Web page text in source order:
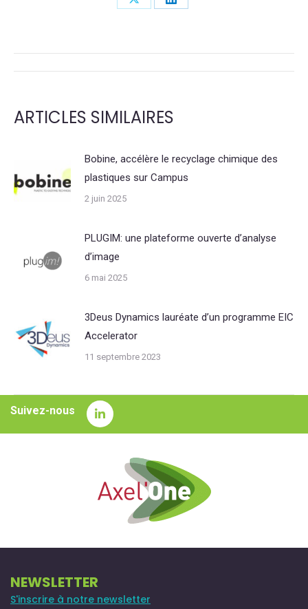
Share
Share
NAVIGATION
COMMENTAIRE
ARTICLES SIMILAIRES
Bobine, accélère le recyclage chimique des
plastiques sur Campus
2 juin 2025
PLUGIM: une plateforme ouverte d’analyse
d’image
6 mai 2025
3Deus Dynamics lauréate d’un programme EIC
Accelerator
11 septembre 2023
Suivez-nous
NEWSLETTER
S'inscrire à notre newsletter